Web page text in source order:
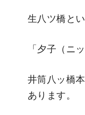
生八ツ橋と
「夕子（ニ
井筒八ッ橋
あります。